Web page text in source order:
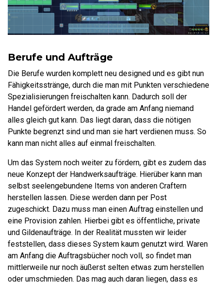
Berufe und Aufträge
Die Berufe wurden komplett neu designed und es gibt nun
Fähigkeitsstränge, durch die man mit Punkten verschiedene
Spezialisierungen freischalten kann. Dadurch soll der
Handel gefördert werden, da grade am Anfang niemand
alles gleich gut kann. Das liegt daran, dass die nötigen
Punkte begrenzt sind und man sie hart verdienen muss. So
kann man nicht alles auf einmal freischalten.
Um das System noch weiter zu fördern, gibt es zudem das
neue Konzept der Handwerksaufträge. Hierüber kann man
selbst seelengebundene Items von anderen Craftern
herstellen lassen. Diese werden dann per Post
zugeschickt. Dazu muss man einen Auftrag einstellen und
eine Provision zahlen. Hierbei gibt es öffentliche, private
und Gildenaufträge. In der Realität mussten wir leider
feststellen, dass dieses System kaum genutzt wird. Waren
am Anfang die Auftragsbücher noch voll, so findet man
mittlerweile nur noch äußerst selten etwas zum herstellen
oder umschmieden. Das mag auch daran liegen, dass es